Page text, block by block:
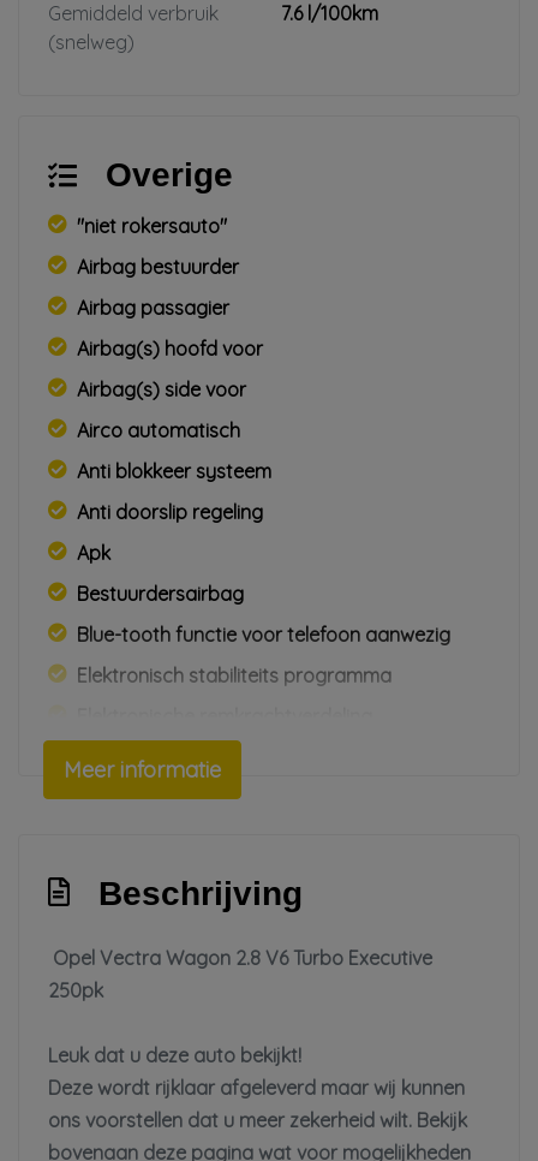
Gemiddeld verbruik
(snelweg)
7.6 l/100km
Overige
"niet rokersauto"
Airbag bestuurder
Airbag passagier
Airbag(s) hoofd voor
Airbag(s) side voor
Airco automatisch
Anti blokkeer systeem
Anti doorslip regeling
Apk
Bestuurdersairbag
Blue-tooth functie voor telefoon aanwezig
Elektronisch stabiliteits programma
Hoofd airbag(s) voor
In diepte verstelbaar stuur
Onderhoudsboekjes aanwezig
Passagiersairbag
Traction control
Verlaagd sportonderstel vanaf fabriek
Voorstoel(en) kantelbaar
Zij airbag(s) voor
Meer informatie
Beschrijving
Opel Vectra Wagon 2.8 V6 Turbo Executive
250pk
Leuk dat u deze auto bekijkt!
Deze wordt rijklaar afgeleverd maar wij kunnen
ons voorstellen dat u meer zekerheid wilt. Bekijk
bovenaan deze pagina wat voor mogelijkheden